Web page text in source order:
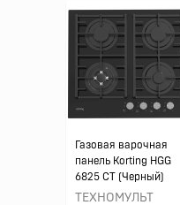
Газовая варочная
панель Korting HGG
6825 CT (Черный)
ТЕХНОМУЛЬТ